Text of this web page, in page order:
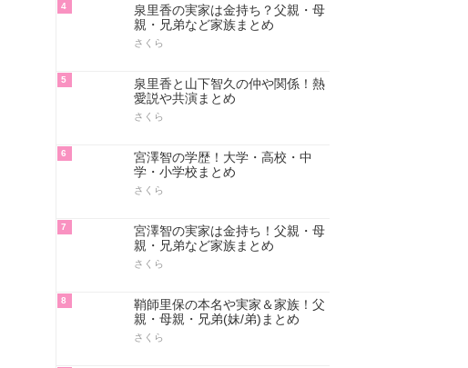
4
泉里香の実家は金持ち？父親・母
親・兄弟など家族まとめ
さくら
5
泉里香と山下智久の仲や関係！熱
愛説や共演まとめ
さくら
6
宮澤智の学歴！大学・高校・中
学・小学校まとめ
さくら
7
宮澤智の実家は金持ち！父親・母
親・兄弟など家族まとめ
さくら
8
鞘師里保の本名や実家＆家族！父
親・母親・兄弟(妹/弟)まとめ
さくら